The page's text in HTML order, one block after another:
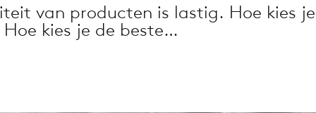
van producten is lastig. Hoe kies
kies je de beste…